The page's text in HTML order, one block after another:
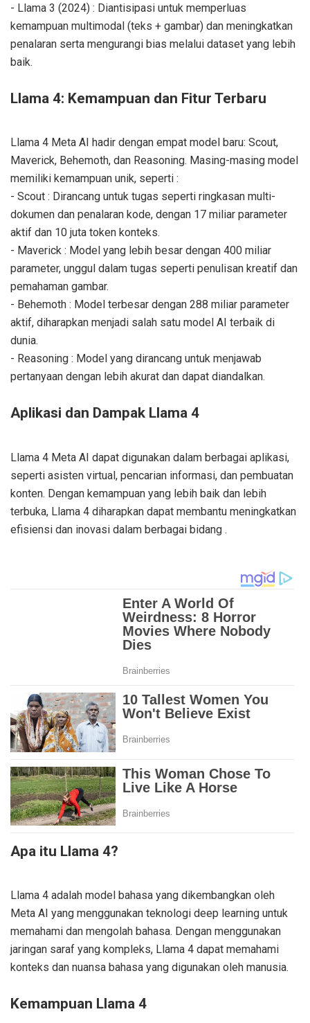
- Llama 3 (2024) : Diantisipasi untuk memperluas
kemampuan multimodal (teks + gambar) dan meningkatkan
penalaran serta mengurangi bias melalui dataset yang lebih
baik.
Llama 4: Kemampuan dan Fitur Terbaru
Llama 4 Meta AI hadir dengan empat model baru: Scout,
Maverick, Behemoth, dan Reasoning. Masing-masing model
memiliki kemampuan unik, seperti :
- Scout : Dirancang untuk tugas seperti ringkasan multi-
dokumen dan penalaran kode, dengan 17 miliar parameter
aktif dan 10 juta token konteks.
- Maverick : Model yang lebih besar dengan 400 miliar
parameter, unggul dalam tugas seperti penulisan kreatif dan
pemahaman gambar.
- Behemoth : Model terbesar dengan 288 miliar parameter
aktif, diharapkan menjadi salah satu model AI terbaik di
dunia.
- Reasoning : Model yang dirancang untuk menjawab
pertanyaan dengan lebih akurat dan dapat diandalkan.
Aplikasi dan Dampak Llama 4
Llama 4 Meta AI dapat digunakan dalam berbagai aplikasi,
seperti asisten virtual, pencarian informasi, dan pembuatan
konten. Dengan kemampuan yang lebih baik dan lebih
terbuka, Llama 4 diharapkan dapat membantu meningkatkan
efisiensi dan inovasi dalam berbagai bidang .
Apa itu Llama 4?
Llama 4 adalah model bahasa yang dikembangkan oleh
Meta AI yang menggunakan teknologi deep learning untuk
memahami dan mengolah bahasa. Dengan menggunakan
jaringan saraf yang kompleks, Llama 4 dapat memahami
konteks dan nuansa bahasa yang digunakan oleh manusia.
Kemampuan Llama 4